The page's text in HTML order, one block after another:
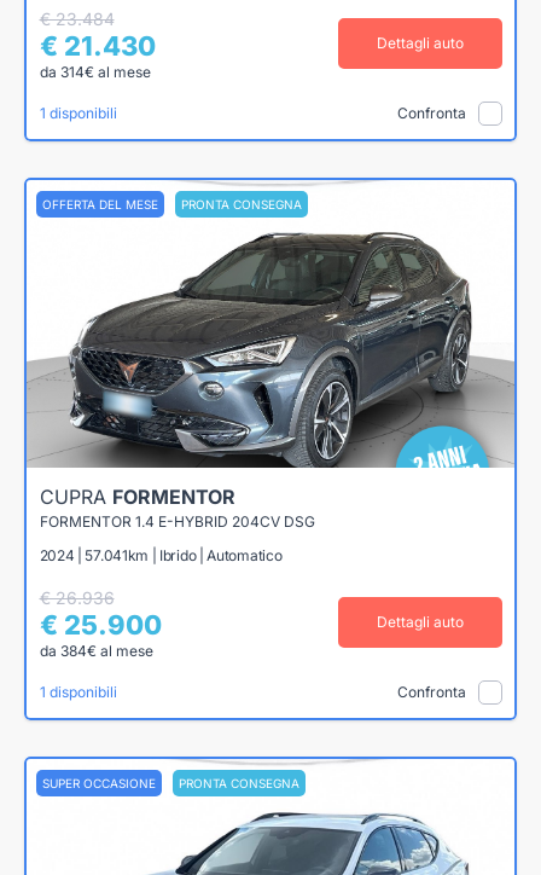
€ 23.484
€ 21.430
da 314€ al mese
Dettagli auto
1 disponibili Confronta
OFFERTA DEL MESE PRONTA CONSEGNA
CUPRA FORMENTOR
FORMENTOR 1.4 E-HYBRID 204CV DSG
2024 | 57.041km | Ibrido | Automatico
€ 26.936
€ 25.900
da 384€ al mese
Dettagli auto
1 disponibili Confronta
SUPER OCCASIONE PRONTA CONSEGNA